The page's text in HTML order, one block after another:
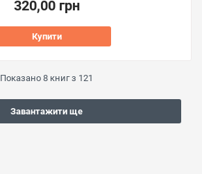
320,00 грн
Купити
Показано 8 книг з 121
Завантажити ще